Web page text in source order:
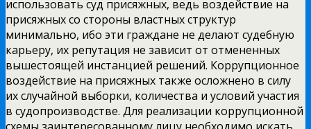
использовать суд присяжных, ведь воздействие на
присяжных со стороны властных структур
минимально, ибо эти граждане не делают судебную
карьеру, их репутация не зависит от отмененных
вышестоящей инстанцией решений. Коррупционное
воздействие на присяжных также осложнено в силу
их случайной выборки, количества и условий участия
в судопроизводстве. Для реализации коррупционной